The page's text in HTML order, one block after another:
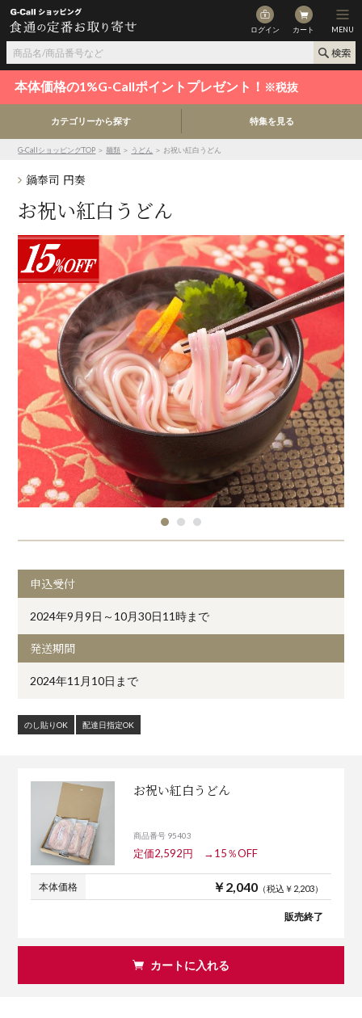
ログイン カート MENU
本体価格の1%G-Callポイントプレゼント！ ※税抜
カテゴリーから探す 特集を見る
G-CallショッピングTOP ＞麺類 ＞ うどん ＞ お祝い紅白うどん
鍋奉司 円奏
お祝い紅白うどん
申込受付
2024年9月9日～10月30日11時まで
発送期間
2024年11月10日まで
のし貼りOK 配達日指定OK
お祝い紅白うどん
商品番号 95403
定価2,592円 →15％OFF
本体価格 ￥2,040（税込￥2,203）
販売終了
カートに入れる